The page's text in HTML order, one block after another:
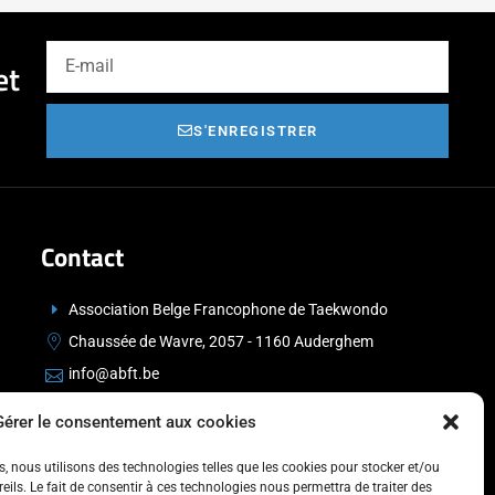
le consentement aux cookies
nous utilisons des technologies telles que les cookies pour stocker et/ou
Le fait de consentir à ces technologies nous permettra de traiter des
S'ENREGISTRER
Contact
Association Belge Francophone de Taekwondo
Chaussée de Wavre, 2057 - 1160 Auderghem
info@abft.be